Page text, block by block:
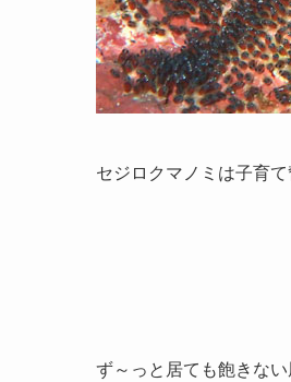
セジロクマノミは子育
ず～っと居ても飽きな